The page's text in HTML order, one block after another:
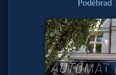
Poděbrad